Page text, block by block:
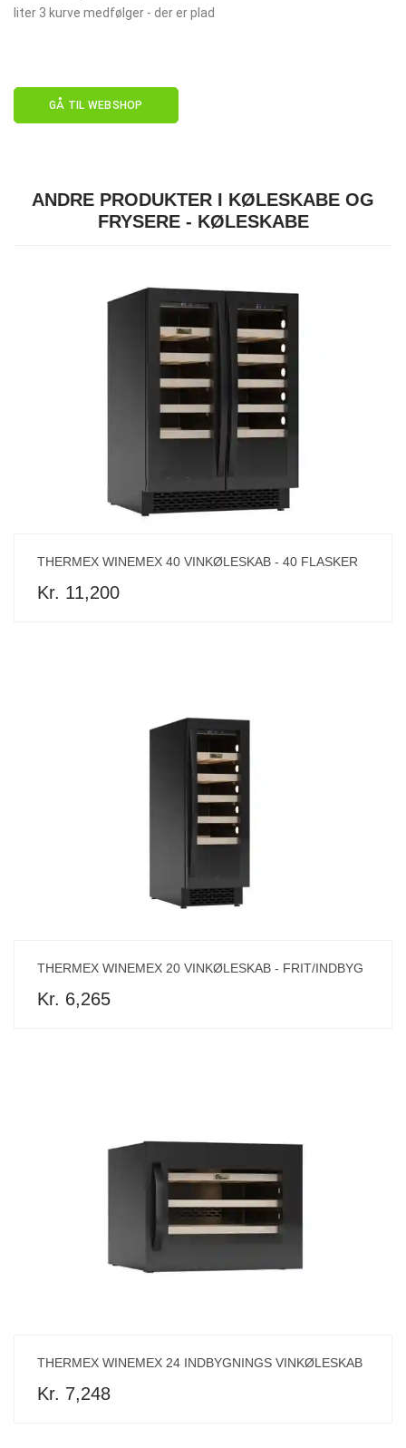
liter 3 kurve medfølger - der er plad
GÅ TIL WEBSHOP
ANDRE PRODUKTER I KØLESKABE OG
FRYSERE - KØLESKABE
THERMEX WINEMEX 40 VINKØLESKAB - 40 FLASKER
Kr. 11,200
THERMEX WINEMEX 20 VINKØLESKAB - FRIT/INDBYG
Kr. 6,265
THERMEX WINEMEX 24 INDBYGNINGS VINKØLESKAB
Kr. 7,248